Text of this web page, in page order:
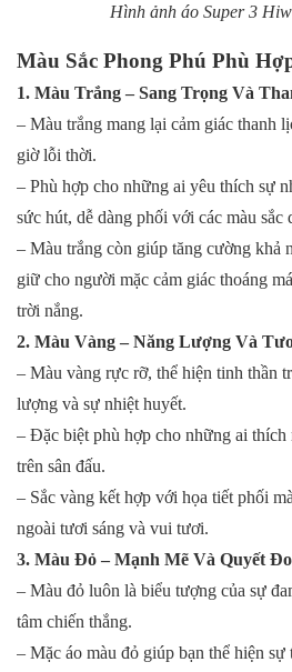
Hình ảnh áo Super 3
Màu Sắc Phong Phú Phù
1. Màu Trắng – Sang Trọng Và
– Màu trắng mang lại cảm giác thanh
giờ lỗi thời.
– Phù hợp cho những ai yêu thích sự
sức hút, dễ dàng phối với các màu sắc
– Màu trắng còn giúp tăng cường khả
giữ cho người mặc cảm giác thoáng
trời nắng.
2. Màu Vàng – Năng Lượng Và
– Màu vàng rực rỡ, thể hiện tinh thần
lượng và sự nhiệt huyết.
– Đặc biệt phù hợp cho những ai thích
trên sân đấu.
– Sắc vàng kết hợp với họa tiết phối
ngoài tươi sáng và vui tươi.
3. Màu Đỏ – Mạnh Mẽ Và Quyết
– Màu đỏ luôn là biểu tượng của sự
tâm chiến thắng.
– Mặc áo màu đỏ giúp bạn thể hiện